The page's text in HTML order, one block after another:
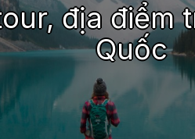
địa điểm
Quốc